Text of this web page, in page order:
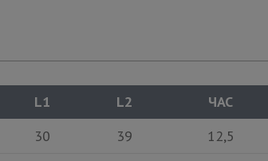
L1 L2 ЧАС
30 39 12,5